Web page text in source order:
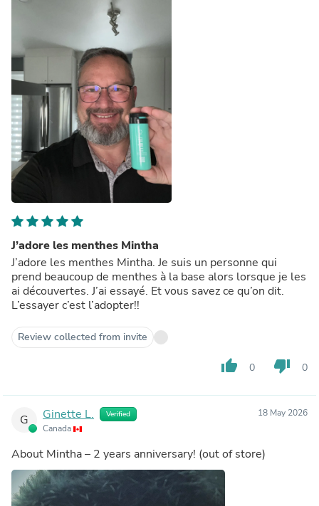
J’adore les menthes Mintha
J’adore les menthes Mintha. Je suis un personne qui
prend beaucoup de menthes à la base alors lorsque je les
ai découvertes. J’ai essayé. Et vous savez ce qu’on dit.
L’essayer c’est l’adopter!!
Review collected from invite
thumb_up 0 thumb_down 0
G Ginette L. Verified
Canada
18 May 2026
About Mintha – 2 years anniversary! (out of store)